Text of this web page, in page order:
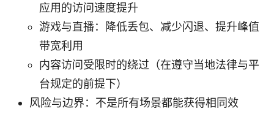
应用的访问速度提升
游戏与直播：降低丢包、减少闪退、提升峰值
带宽利用
内容访问受限时的绕过（在遵守当地法律与平
台规定的前提下）
风险与边界：不是所有场景都能获得相同效